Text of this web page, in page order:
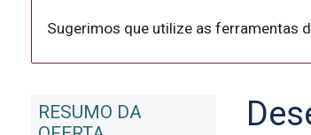
Sugerimos que utilize as ferramentas
RESUMO DA